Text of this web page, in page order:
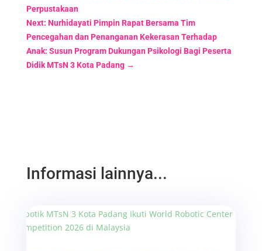
Perpustakaan
Next: Nurhidayati Pimpin Rapat Bersama Tim
Pencegahan dan Penanganan Kekerasan Terhadap
Anak: Susun Program Dukungan Psikologi Bagi Peserta
Didik MTsN 3 Kota Padang→
Informasi lainnya...